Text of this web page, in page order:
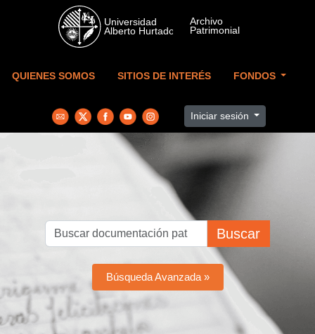
Skip to main content
QUIENES SOMOS SITIOS DE INTERÉS FONDOS
Iniciar sesión
Buscar
Búsqueda Avanzada »